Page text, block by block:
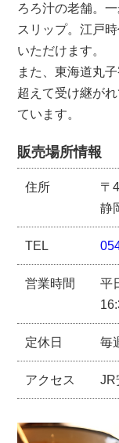
ろろ汁の老舗。
スリップ。江戸
いただけます。
また、東海道丸
超えて受け継が
ています。
販売場所情報
住所
〒
静
TEL
営業時間
平
定休日 毎
アクセス JR